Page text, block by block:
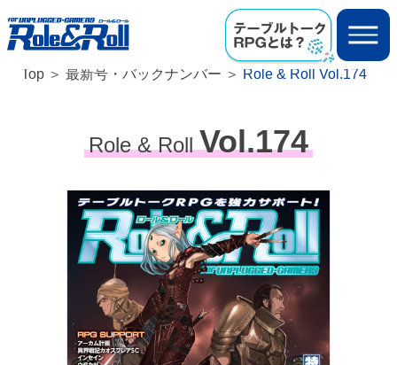
Top 最新号・バックナンバー Role & Roll Vol.174
Role & RollVol.174